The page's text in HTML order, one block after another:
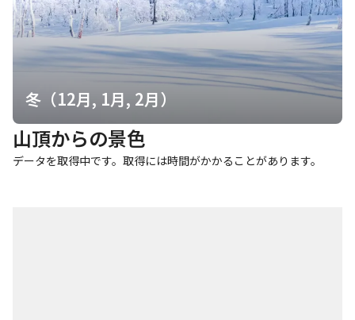
冬（12月, 1月, 2月）
山頂からの景色
データを取得中です。取得には時間がかかることがあります。